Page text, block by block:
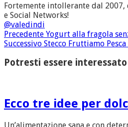
Fortemente intollerante dal 2007,
e Social Networks!
@valedindi
Precedente Yogurt alla fragola
Successivo Stecco Fruttiamo
Potresti essere interessato
Ecco tre idee per